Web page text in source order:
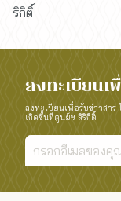
ริกิติ์
ลงทะเบียนเ
ลงทะเบียนเพื่อรับข่าวสาร
เกิดขึ้นที่ศูนย์ฯ สิริกิติ์